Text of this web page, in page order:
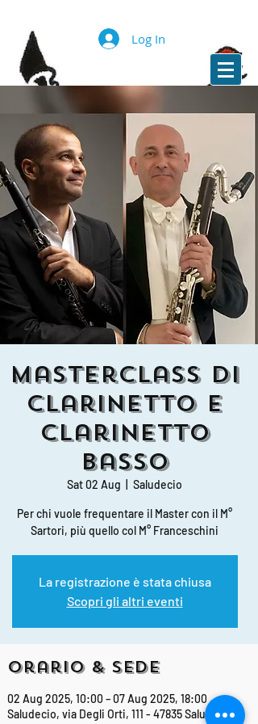
Log In
Masterclass di
Clarinetto e
Clarinetto
Basso
Sat 02 Aug Saludecio
Per chi vuole frequentare il Master con il M°
Sartori, più quello col M° Franceschini
La registrazione è stata chiusa
Scopri gli altri eventi
Orario & Sede
02 Aug 2025, 10:00 – 07 Aug 2025, 18:00
Saludecio, via Degli Orti, 111 - 47835 Saludecio